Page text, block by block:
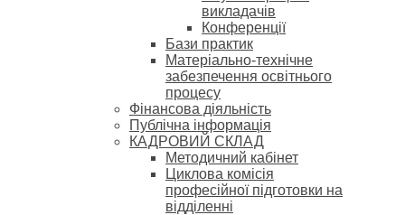
викладачів
Конференції
Бази практик
Матеріально-технічне
забезпечення освітнього
процесу
Фінансова діяльність
Публічна інформація
КАДРОВИЙ СКЛАД
Методичний кабінет
Циклова комісія
професійної підготовки на
відділенні